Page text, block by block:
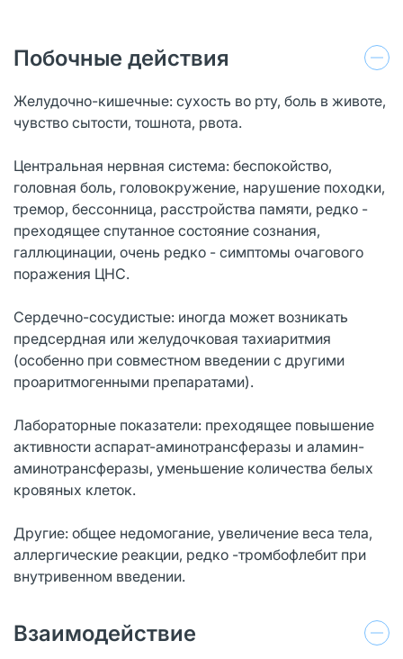
Побочные действия
Желудочно-кишечные: сухость во рту, боль в животе,
чувство сытости, тошнота, рвота.
Центральная нервная система: беспокойство,
головная боль, головокружение, нарушение походки,
тремор, бессонница, расстройства памяти, редко -
преходящее спутанное состояние сознания,
галлюцинации, очень редко - симптомы очагового
поражения ЦНС.
Сердечно-сосудистые: иногда может возникать
предсердная или желудочковая тахиаритмия
(особенно при совместном введении с другими
проаритмогенными препаратами).
Лабораторные показатели: преходящее повышение
активности аспарат-аминотрансферазы и аламин-
аминотрансферазы, уменьшение количества белых
кровяных клеток.
Другие: общее недомогание, увеличение веса тела,
аллергические реакции, редко -тромбофлебит при
внутривенном введении.
Взаимодействие